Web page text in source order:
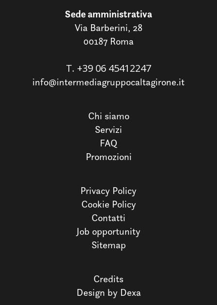
Sede amministrativa
Via Barberini, 28
00187 Roma
T. +39 06 45412247
info@intermediagruppocaltagirone.it
Chi siamo
Servizi
FAQ
Promozioni
Privacy Policy
Cookie Policy
Contatti
Job opportunity
Sitemap
Credits
Design by Dexa